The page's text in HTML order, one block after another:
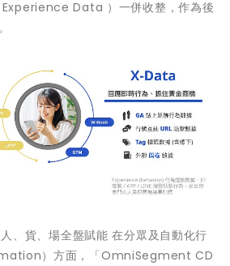
Data ）一併收整，作為後
、貨、場全盤賦能 在分眾及自動化行
）方面，「OmniSegment CD